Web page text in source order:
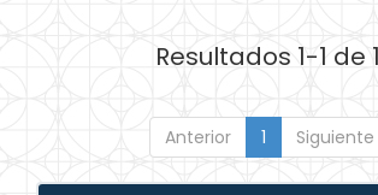
Resultados 1-1 de
Anterior 1 Siguiente